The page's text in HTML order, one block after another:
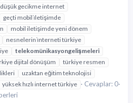
düşük gecikme internet
geçti mobil i̇letişimde
mobil iletişimde yeni dönem
nesnelerin i̇nterneti türkiye
telekomünikasyongelişmeleri
dijital dönüşüm
türkiye resmen
uzaktan eğitim teknolojisi
yüksek hızlı internet türkiye
Cevaplar: 0